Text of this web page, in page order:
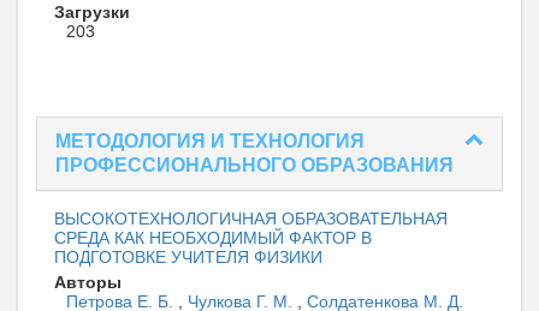
Загрузки
203
МЕТОДОЛОГИЯ И ТЕХНОЛОГИЯ
ПРОФЕССИОНАЛЬНОГО ОБРАЗОВАНИЯ
ВЫСОКОТЕХНОЛОГИЧНАЯ ОБРАЗОВАТЕЛЬНАЯ
СРЕДА КАК НЕОБХОДИМЫЙ ФАКТОР В
ПОДГОТОВКЕ УЧИТЕЛЯ ФИЗИКИ
Авторы
Петрова Е. Б.
Чулкова Г. М.
Солдатенкова М. Д.